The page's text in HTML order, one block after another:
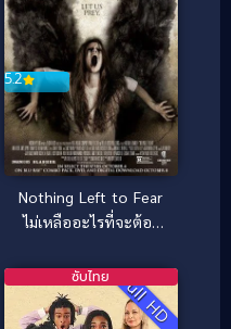
5.2
Nothing Left to Fear
ไม่เหลืออะไรที่จะต้อง
Full HD
ซับไทย